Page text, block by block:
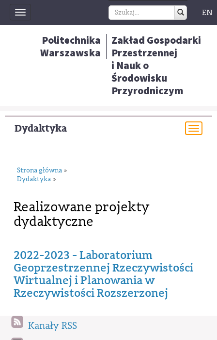
Toggle
navigation
EN
Politechnika
Warszawska
Zakład Gospodarki
Przestrzennej
i Nauk o
Środowisku
Przyrodniczym
Dydaktyka
Strona główna »
Dydaktyka »
Realizowane projekty
dydaktyczne
2022-2023 - Laboratorium
Geoprzestrzennej Rzeczywistości
Wirtualnej i Planowania w
Rzeczywistości Rozszerzonej
Kanały RSS